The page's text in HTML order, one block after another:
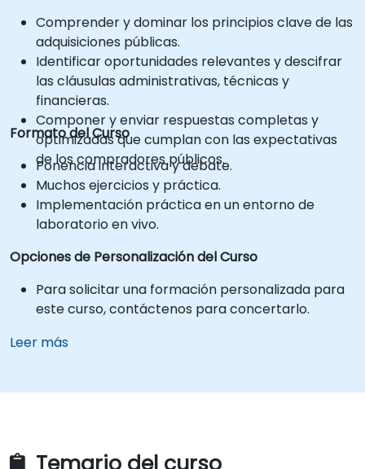
Comprender y dominar los principios clave de las
adquisiciones públicas.
Identificar oportunidades relevantes y descifrar
las cláusulas administrativas, técnicas y
financieras.
Componer y enviar respuestas completas y
optimizadas que cumplan con las expectativas
de los compradores públicos.
Formato del Curso
Ponencia interactiva y debate.
Muchos ejercicios y práctica.
Implementación práctica en un entorno de
laboratorio en vivo.
Opciones de Personalización del Curso
Para solicitar una formación personalizada para
este curso, contáctenos para concertarlo.
Leer más